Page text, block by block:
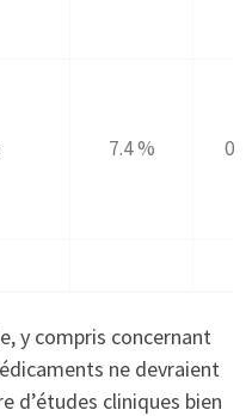
7.4 %
y compris concernant
ne devraient
d’études cliniques bien